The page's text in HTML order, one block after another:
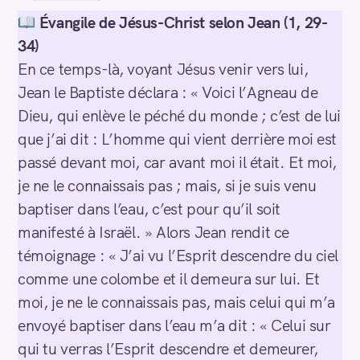
Évangile de Jésus-Christ selon Jean (1, 29-
34)
En ce temps-là, voyant Jésus venir vers lui,
Jean le Baptiste déclara : « Voici l’Agneau de
Dieu, qui enlève le péché du monde ; c’est de lui
que j’ai dit : L’homme qui vient derrière moi est
passé devant moi, car avant moi il était. Et moi,
je ne le connaissais pas ; mais, si je suis venu
baptiser dans l’eau, c’est pour qu’il soit
manifesté à Israël. » Alors Jean rendit ce
témoignage : « J’ai vu l’Esprit descendre du ciel
comme une colombe et il demeura sur lui. Et
moi, je ne le connaissais pas, mais celui qui m’a
envoyé baptiser dans l’eau m’a dit : « Celui sur
qui tu verras l’Esprit descendre et demeurer,